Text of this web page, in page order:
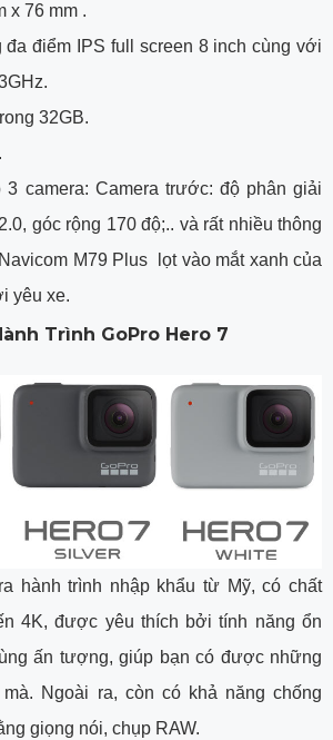
x 76 mm .
đa điểm IPS full screen 8 inch cùng với
32GB.
camera: Camera trước: độ phân giải
góc rộng 170 độ;.. và rất nhiều thông
M79 Plus lọt vào mắt xanh của
yêu xe.
Trình GoPro Hero 7
hành trình nhập khẩu từ Mỹ, có chất
4K, được yêu thích bởi tính năng ổn
ấn tượng, giúp bạn có được những
Ngoài ra, còn có khả năng chống
giọng nói, chụp RAW.